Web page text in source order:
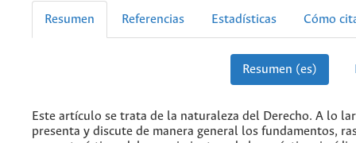
Resumen Referencias Estadísticas Cómo
Resumen (es)
Este artículo se trata de la naturaleza del Derecho. A lo
presenta y discute de manera general los fundamentos,